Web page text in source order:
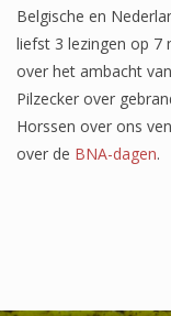
Belgische en
liefst 3 lezingen op 7
over het ambacht
Pilzecker over
Horssen over ons
over de BNA-dagen.